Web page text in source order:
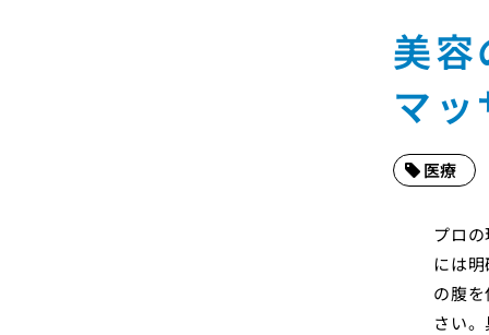
美
マ
医療
プロ
には
の腹
さい